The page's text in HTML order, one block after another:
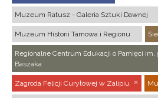
Muzeum Ratusz - Galeria Sztuki Dawnej
Muzeum Historii Tarnowa i Regionu
Regionalne Centrum Edukacji o Pamięci im.
Baszaka
Zagroda Felicji Curyłowej w Zalipiu